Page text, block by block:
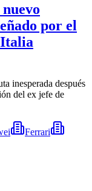
por el
inesperada después
del ex jefe de
Ferrari